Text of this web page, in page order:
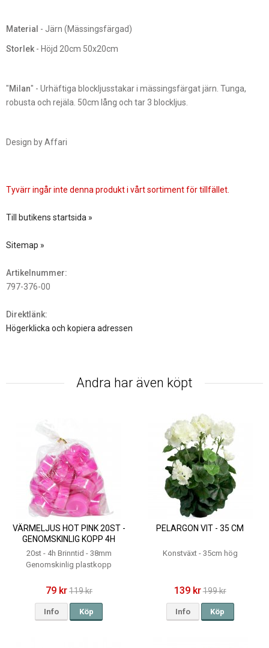
Material - Järn (Mässingsfärgad)
Storlek - Höjd 20cm 50x20cm
"Milan" - Urhäftiga blockljusstakar i mässingsfärgat järn. Tunga,
robusta och rejäla. 50cm lång och tar 3 blockljus.
Design by Affari
Tyvärr ingår inte denna produkt i vårt sortiment för tillfället.
Till butikens startsida »
Sitemap »
Artikelnummer:
797-376-00
Direktlänk:
Högerklicka och kopiera adressen
Andra har även köpt
VÄRMELJUS HOT PINK 20ST -
GENOMSKINLIG KOPP 4H
20st - 4h Brinntid - 38mm
Genomskinlig plastkopp
79 kr119 kr
Info Köp
PELARGON VIT - 35 CM
Konstväxt - 35cm hög
139 kr199 kr
Info Köp